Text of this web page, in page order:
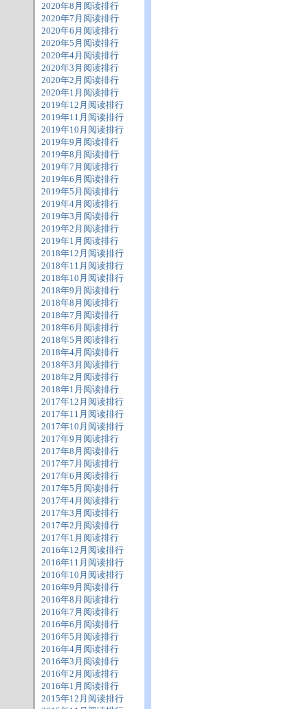
2020年8月阅读排行
2020年7月阅读排行
2020年6月阅读排行
2020年5月阅读排行
2020年4月阅读排行
2020年3月阅读排行
2020年2月阅读排行
2020年1月阅读排行
2019年12月阅读排行
2019年11月阅读排行
2019年10月阅读排行
2019年9月阅读排行
2019年8月阅读排行
2019年7月阅读排行
2019年6月阅读排行
2019年5月阅读排行
2019年4月阅读排行
2019年3月阅读排行
2019年2月阅读排行
2019年1月阅读排行
2018年12月阅读排行
2018年11月阅读排行
2018年10月阅读排行
2018年9月阅读排行
2018年8月阅读排行
2018年7月阅读排行
2018年6月阅读排行
2018年5月阅读排行
2018年4月阅读排行
2018年3月阅读排行
2018年2月阅读排行
2018年1月阅读排行
2017年12月阅读排行
2017年11月阅读排行
2017年10月阅读排行
2017年9月阅读排行
2017年8月阅读排行
2017年7月阅读排行
2017年6月阅读排行
2017年5月阅读排行
2017年4月阅读排行
2017年3月阅读排行
2017年2月阅读排行
2017年1月阅读排行
2016年12月阅读排行
2016年11月阅读排行
2016年10月阅读排行
2016年9月阅读排行
2016年8月阅读排行
2016年7月阅读排行
2016年6月阅读排行
2016年5月阅读排行
2016年4月阅读排行
2016年3月阅读排行
2016年2月阅读排行
2016年1月阅读排行
2015年12月阅读排行